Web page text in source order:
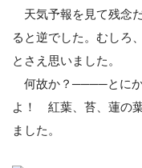
天気予報を見て残念
ると逆でした。むしろ
とさえ思いました。
何故か？────とにか
よ！ 紅葉、苔、蓮の
ました。